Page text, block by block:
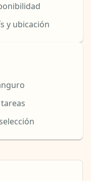
y ubicación